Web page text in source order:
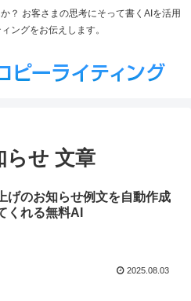
？ お客さまの思考にそって書くAIを活用
ングをお伝えします。
らせ 文章
げのお知らせ例文を自動作成
くれる無料AI
2025.08.03